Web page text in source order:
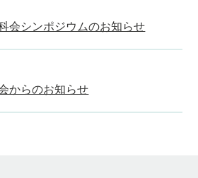
会シンポジウムのお知らせ
からのお知らせ